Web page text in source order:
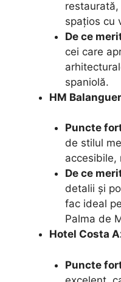
spațios cu
De ce
cei care
spaniolă.
HM
Puncte
de stilul
accesibile,
De ce
detalii și
fac ideal
Palma de
Hotel Costa
Puncte